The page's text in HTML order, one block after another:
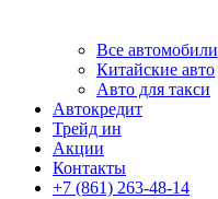
Все автомобили
Китайские авто
Авто для такси
Автокредит
Трейд ин
Акции
Контакты
+7 (861) 263-48-14